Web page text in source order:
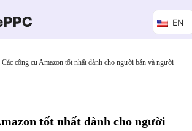
EN
Các công cụ Amazon tốt nhất dành cho người bán và người
tốt nhất dành cho người